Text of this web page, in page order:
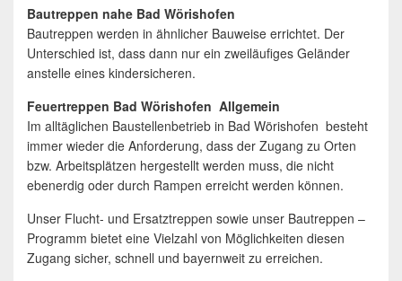
Bautreppen nahe Bad Wörishofen
Bautreppen werden in ähnlicher Bauweise errichtet. Der
Unterschied ist, dass dann nur ein zweiläufiges Geländer
anstelle eines kindersicheren.
Feuertreppen Bad Wörishofen Allgemein
Im alltäglichen Baustellenbetrieb in Bad Wörishofen besteht
immer wieder die Anforderung, dass der Zugang zu Orten
bzw. Arbeitsplätzen hergestellt werden muss, die nicht
ebenerdig oder durch Rampen erreicht werden können.
Unser Flucht- und Ersatztreppen sowie unser Bautreppen –
Programm bietet eine Vielzahl von Möglichkeiten diesen
Zugang sicher, schnell und bayernweit zu erreichen.